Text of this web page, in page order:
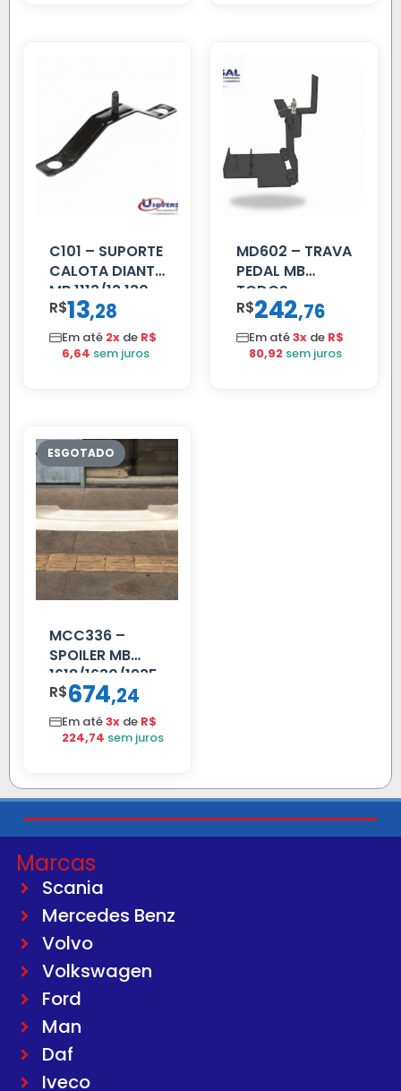
C101 – SUPORTE
CALOTA DIANT
MB 1113/13.130
R$13,28
Em até 2x de R$
6,64 sem juros
MD602 – TRAVA
PEDAL MB
TODOS
R$242,76
Em até3x de R$
80,92 sem juros
MCC336 –
SPOILER MB
1618/1630/1935
04 FAR
C/BIGOD
R$674,24
Em até3x de R$
224,74 sem juros
Marcas
Scania
Mercedes Benz
Volvo
Volkswagen
Ford
Man
Daf
Iveco